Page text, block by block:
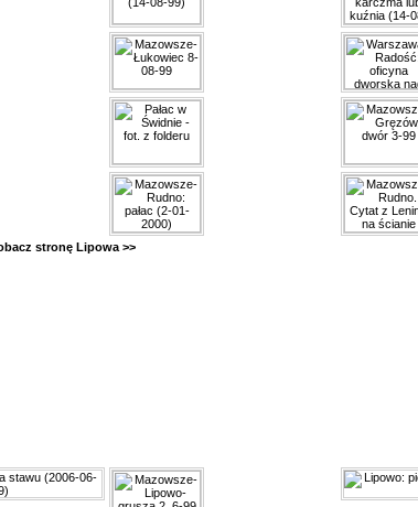
stronę Lipowa >>